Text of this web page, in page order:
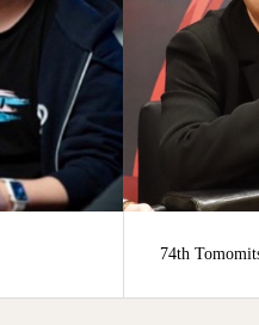
30th